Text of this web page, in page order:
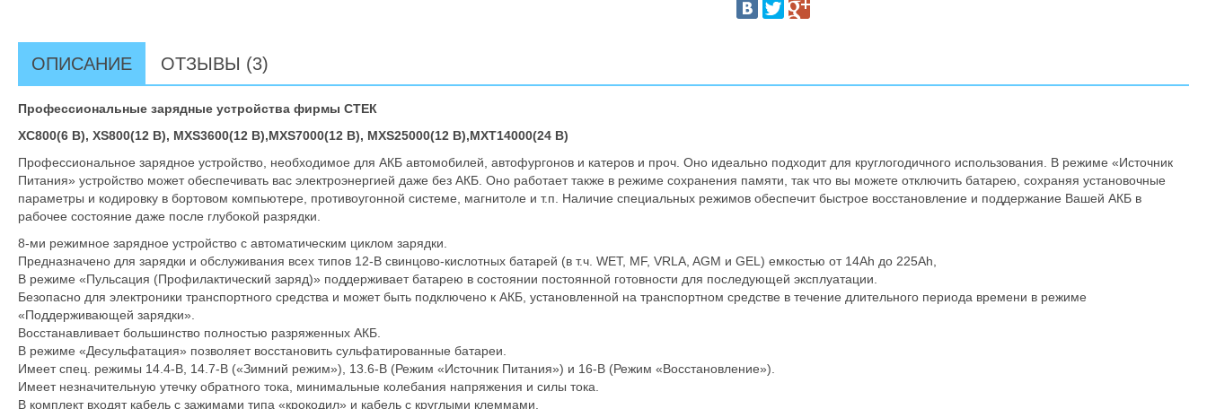
ОПИСАНИЕ ОТЗЫВЫ (3)
Профессиональные зарядные устройства фирмы СТЕК
XC800(6 B), XS800(12 B), MXS3600(12 B),MXS7000(12 B), MXS25000(12 B),MXT14000(24 B)
Профессиональное зарядное устройство, необходимое для АКБ автомобилей, автофургонов и катеров и проч. Оно идеально подходит для круглогодичного использования. В режиме «Источник
Питания» устройство может обеспечивать вас электроэнергией даже без АКБ. Оно работает также в режиме сохранения памяти, так что вы можете отключить батарею, сохраняя установочные
параметры и кодировку в бортовом компьютере, противоугонной системе, магнитоле и т.п. Наличие специальных режимов обеспечит быстрое восстановление и поддержание Вашей АКБ в
рабочее состояние даже после глубокой разрядки.
8-ми режимное зарядное устройство с автоматическим циклом зарядки.
Предназначено для зарядки и обслуживания всех типов 12-В свинцово-кислотных батарей (в т.ч. WET, MF, VRLA, AGM и GEL) емкостью от 14Ah до 225Ah,
В режиме «Пульсация (Профилактический заряд)» поддерживает батарею в состоянии постоянной готовности для последующей эксплуатации.
Безопасно для электроники транспортного средства и может быть подключено к АКБ, установленной на транспортном средстве в течение длительного периода времени в режиме
«Поддерживающей зарядки».
Восстанавливает большинство полностью разряженных АКБ.
В режиме «Десульфатация» позволяет восстановить сульфатированные батареи.
Имеет спец. режимы 14.4-В, 14.7-В («Зимний режим»), 13.6-В (Режим «Источник Питания») и 16-В (Режим «Восстановление»).
Имеет незначительную утечку обратного тока, минимальные колебания напряжения и силы тока.
В комплект входят кабель с зажимами типа «крокодил» и кабель с круглыми клеммами.